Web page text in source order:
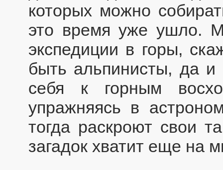
которых можно
это время уже ушло.
экспедиции в горы,
быть альпинисты, да
себя к горным
упражняясь в
тогда раскроют свои
загадок хватит еще на